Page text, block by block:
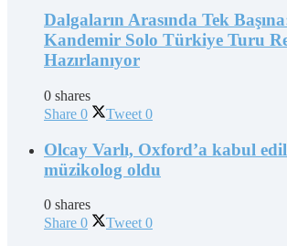
Dalgaların Arasında Tek
Kandemir Solo Türkiye Turu
Hazırlanıyor
0 shares
Share 0 Tweet 0
Olcay Varlı, Oxford’a kabul
müzikolog oldu
0 shares
Share 0 Tweet 0